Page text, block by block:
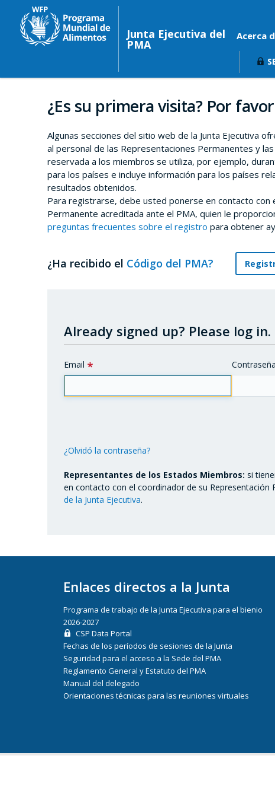
Junta Ejecutiva del
PMA
Acerca
¿Es su primera visita? Por
Algunas secciones del sitio web de la Junta Ejecutiva
al personal de las Representaciones Permanentes y
reservada a los miembros se utiliza, por ejemplo,
para los países e incluye información para los países
resultados obtenidos.
Para registrarse, debe usted ponerse en contacto con
Permanente acreditada ante el PMA, quien le
preguntas frecuentes sobre el registro para obtener
¿Ha recibido el Código del PMA?
Already signed up? Please log in.
Email Contraseña
¿Olvidó la contraseña?
Representantes de los Estados Miembros: si
en contacto con el coordinador de su Representación
de la Junta Ejecutiva.
Enlaces directos a la Junta
Programa de trabajo de la Junta Ejecutiva para el bienio
2026-2027
CSP Data Portal
Fechas de los períodos de sesiones de la Junta
Seguridad para el acceso a la Sede del PMA
Reglamento General y Estatuto del PMA
Manual del delegado
Orientaciones técnicas para las reuniones virtuales